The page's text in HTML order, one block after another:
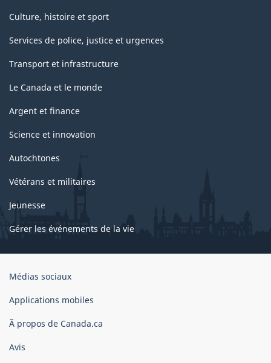
Culture, histoire et sport
Services de police, justice et urgences
Transport et infrastructure
Le Canada et le monde
Argent et finance
Science et innovation
Autochtones
Vétérans et militaires
Jeunesse
Gérer les événements de la vie
Organisation
gouvernement
Canada
Médias sociaux
Applications mobiles
Ã propos de Canada.ca
Avis